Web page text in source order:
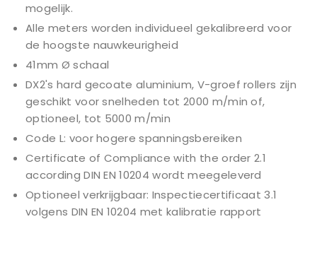
mogelijk.
Alle meters worden individueel gekalibreerd voor
de hoogste nauwkeurigheid
41mm Ø schaal
DX2's hard gecoate aluminium, V-groef rollers zijn
geschikt voor snelheden tot 2000 m/min of,
optioneel, tot 5000 m/min
Code L: voor hogere spanningsbereiken
Certificate of Compliance with the order 2.1
according DIN EN 10204 wordt meegeleverd
Optioneel verkrijgbaar: Inspectiecertificaat 3.1
volgens DIN EN 10204 met kalibratie rapport